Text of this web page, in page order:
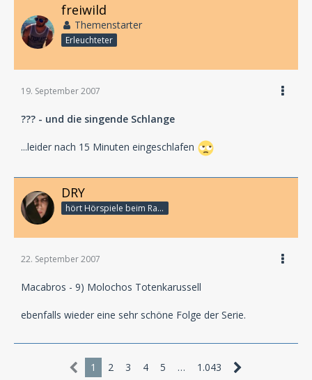
freiwild
Themenstarter
Erleuchteter
19. September 2007
??? - und die singende Schlange
...leider nach 15 Minuten eingeschlafen
DRY
hört Hörspiele beim Rasenmähen
22. September 2007
Macabros - 9) Molochos Totenkarussell
ebenfalls wieder eine sehr schöne Folge der Serie.
1 2 3 4 5 … 1.043